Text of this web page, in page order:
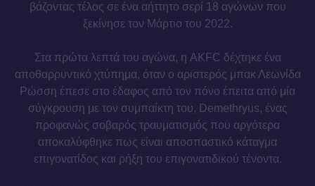
βάζοντας τέλος σε ένα αήττητο σερί 18 αγώνων που
ξεκίνησε τον Μάρτιο του 2022.
Στα πρώτα λεπτά του αγώνα, η AKFC δέχτηκε ένα
αποθαρρυντικό χτύπημα, όταν ο αριστερός μπακ Λεωνίδα
Ρώσση έπεσε στο έδαφος από τον πόνο έπειτα από μία
σύγκρουση με τον συμπαίκτη του, Demethryus, ένας
προφανώς σοβαρός τραυματισμός που αργότερα
αποκαλύφθηκε πως είναι αποσπαστικό κάταγμα
επιγονατίδος και ρήξη του επιγονατιδικού τένοντα.